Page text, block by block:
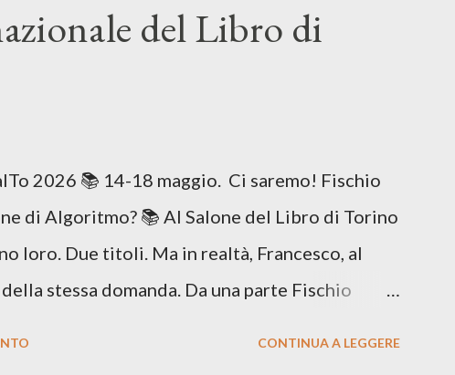
del Libro di
18 maggio. Ci saremo! Fischio
di Algoritmo? 📚 Al Salone del Libro di Torino
loro. Due titoli. Ma in realtà, Francesco, al
stessa domanda. Da una parte Fischio
CONTINUA A LEGGERE